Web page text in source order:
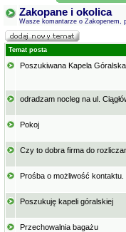
Zakopane i okolica
Wasze komantarze o Zakopenem,
Temat posta
Poszukiwana Kapela
odradzam nocleg na ul.
Pokoj
Czy to dobra firma do
Prośba o możliwość
Poszukuję kapeli góralskiej
Przechowalnia bagażu